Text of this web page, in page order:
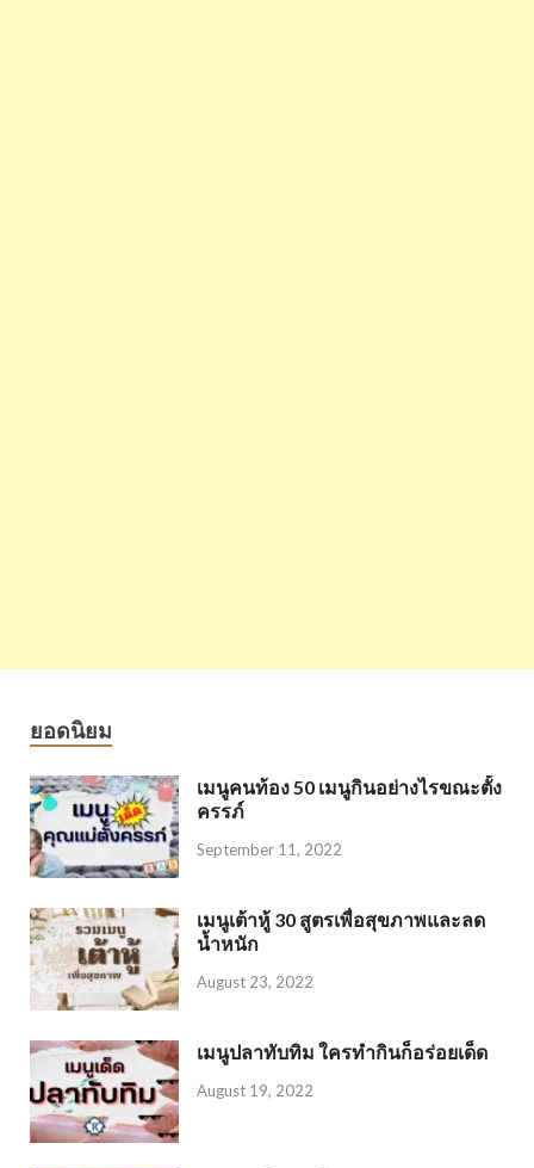
ยอดนิยม
เมนูคนท้อง 50 เมนูกินอย่างไรขณะตั้ง
ครรภ์
September 11, 2022
เมนูเต้าหู้ 30 สูตรเพื่อสุขภาพและลด
น้ำหนัก
August 23, 2022
เมนูปลาทับทิม ใครทำกินก็อร่อยเด็ด
August 19, 2022